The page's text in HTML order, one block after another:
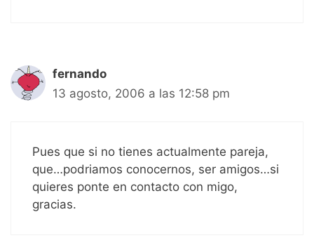
fernando
13 agosto, 2006 a las 12:58 pm
Pues que si no tienes actualmente pareja,
que…podriamos conocernos, ser amigos…si
quieres ponte en contacto con migo,
gracias.